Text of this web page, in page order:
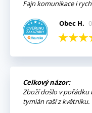
Fajn komunikace i
Obec H.
Celkový názor:
Zboží došlo v pořádku
tymián raší z květníku.